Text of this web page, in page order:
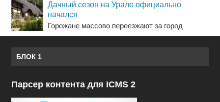
Дачный сезон на Урале официально
начался
Горожане массово переезжают за город
БЛОК 1
Парсер контента для ICMS 2